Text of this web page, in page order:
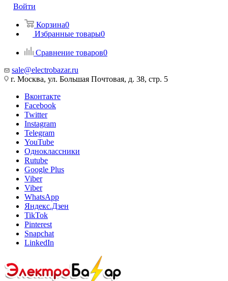
Войти
Корзина0
Избранные товары0
Сравнение товаров0
sale@electrobazar.ru
г. Москва, ул. Большая Почтовая, д. 38, стр. 5
Вконтакте
Facebook
Twitter
Instagram
Telegram
YouTube
Одноклассники
Rutube
Google Plus
Viber
Viber
WhatsApp
Яндекс.Дзен
TikTok
Pinterest
Snapchat
LinkedIn